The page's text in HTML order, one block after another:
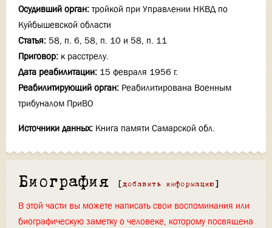
Осудивший орган: тройкой при Управлении НКВД по
Куйбышевской области
Статья: 58, п. 6, 58, п. 10 и 58, п. 11
Приговор: к расстрелу.
Дата реабилитации: 15 февраля 1956 г.
Реабилитирующий орган: Реабилитирована Военным
трибуналом ПриВО
Источники данных: Книга памяти Самарской обл.
Биография [ добавить информацию ]
В этой части вы можете написать свои воспоминания или
биографическую заметку о человеке, которому посвящена